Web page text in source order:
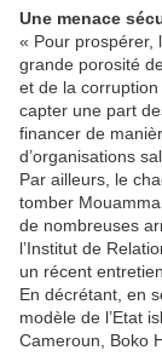
Une menace
« Pour prospérer,
grande porosité
et de la
capter une part
financer de
d’organisations
Par ailleurs, le
tomber
de nombreuses
l’Institut de
un récent
En décrétant, en
modèle de l’Etat
Cameroun, Boko